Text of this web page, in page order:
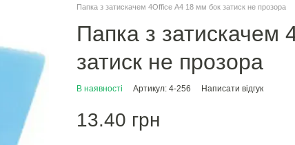
Папка з затискачем 4Office А4 18 мм бок затиск не прозора
Папка з
затиск не прозора
В наявності Артикул: 4-256 Написати відгук
13.40 грн